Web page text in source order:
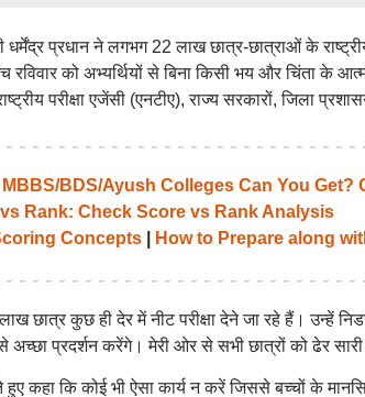
धर्मेंद्र प्रधान ने लगभग 22 लाख छात्र-छात्राओं के
रविवार को अभ्यर्थियों से बिना किसी भय और चिंता के
परीक्षा एजेंसी (एनटीए), राज्य सरकारों, जिला
BDS/Ayush Colleges Can You
Rank: Check Score vs Rank Analysis
Concepts| How to Prepare along
छात्र कुछ ही देर में नीट परीक्षा देने जा रहे हैं। उन्हें
अच्छा प्रदर्शन करेंगे। मेरी ओर से सभी छात्रों को ढेर
कहा कि कोई भी ऐसा कार्य न करें जिससे बच्चों के